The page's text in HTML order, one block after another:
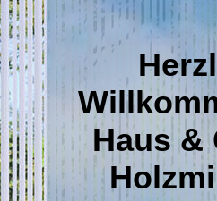
Haus &